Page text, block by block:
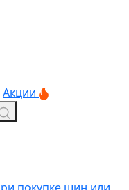
Акции